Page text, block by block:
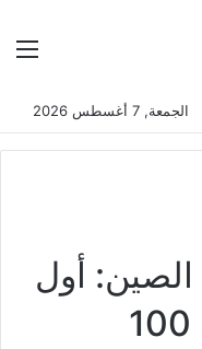
بحثالوضع
الجمعة, 7 أغسطس 2026
أول
شريحة 6G بسرعة 100